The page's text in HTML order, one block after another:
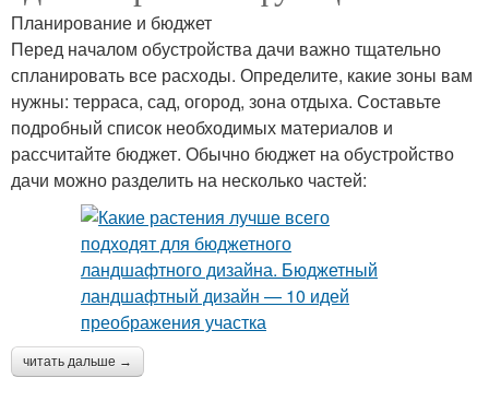
Планирование и бюджет
Перед началом обустройства дачи важно тщательно
спланировать все расходы. Определите, какие зоны вам
нужны: терраса, сад, огород, зона отдыха. Составьте
подробный список необходимых материалов и
рассчитайте бюджет. Обычно бюджет на обустройство
дачи можно разделить на несколько частей:
читать дальше →